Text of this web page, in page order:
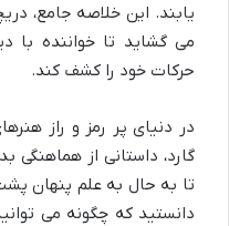
یابند. این خلاصه جامع،
می گشاید تا خواننده با
حرکات خود را کشف کند.
در دنیای پر رمز و راز
گارد، داستانی از هماهنگی
تا به حال به علم پنهان
دانستید که چگونه می